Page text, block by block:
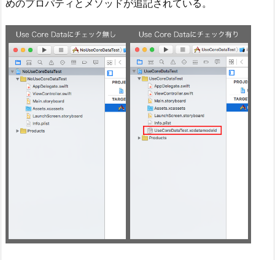
めのプロパティとメソッドが追記されている。